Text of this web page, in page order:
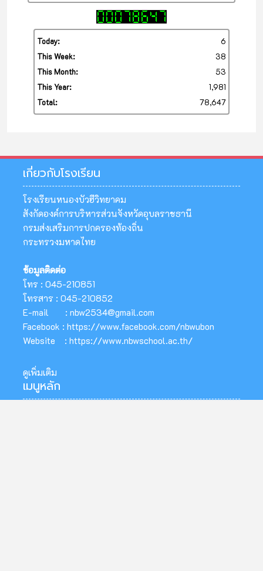
Today:
6
This Week:
38
This Month:
53
This Year:
1,981
Total:
78,647
เกี่ยวกับโรงเรียน
โรงเรียนหนองบัวฮีวิทยาคม
สังกัดองค์การบริหารส่วนจังหวัดอุบลราชธานี
กรมส่งเสริมการปกครองท้องถิ่น
กระทรวงมหาดไทย
ข้อมูลติดต่อ
โทร : 045-210851
โทรสาร : 045-210852
E-mail : nbw2534@gmail.com
Facebook : https://www.facebook.com/nbwubon
Website : https://www.nbwschool.ac.th/
ดูเพิ่มเติม
เมนูหลัก